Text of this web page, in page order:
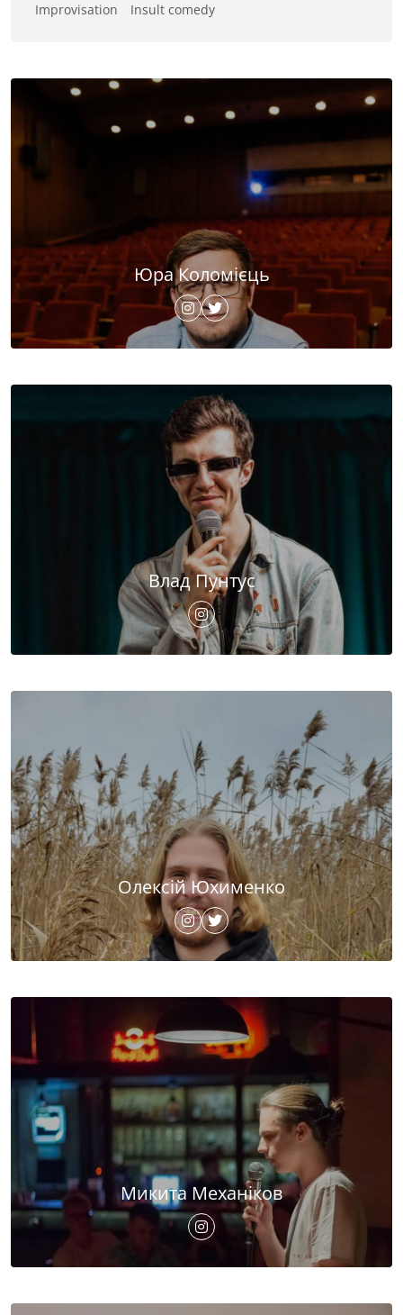
Improvisation
Insult comedy
Юра Коломієць
Влад Пунтус
Олексій Юхименко
Микита Механіков